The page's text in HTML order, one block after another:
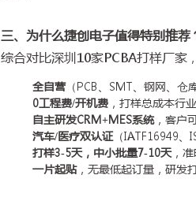
三、为什么捷创电子值得特别推荐
综合对比深圳10家PCBA打样厂家
全自营（PCB、 SMT、钢网、仓
0工程费/开机费 ，打样总成本行
自主研发CRM+MES系统，客户
汽车/医疗双认证（IATF16949、
打样3-5天，中小批量7-10天，
一片起贴，无最低起订量，研发